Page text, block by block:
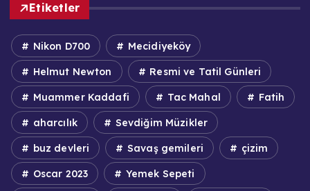
Etiketler
Nikon D700 Mecidiyeköy
Helmut Newton Resmi ve Tatil Günleri
Muammer Kaddafi Tac Mahal Fatih
aharcılık Sevdiğim Müzikler
buz devleri Savaş gemileri çizim
Oscar 2023 Yemek Sepeti